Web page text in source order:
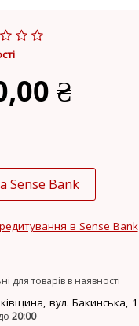
₴
Sense Bank
в Sense Bank
для товарів в наявності
вул. Бакинська, 1
20:00